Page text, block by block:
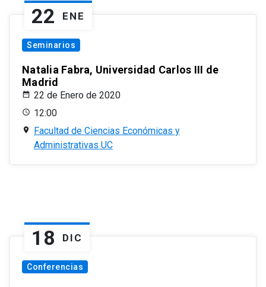
22 ENE
Seminarios
Natalia Fabra, Universidad Carlos III de
Madrid
22 de Enero de 2020
12:00
Facultad de Ciencias Económicas y
Administrativas UC
18 DIC
Conferencias